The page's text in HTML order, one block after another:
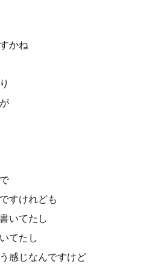
かね
すけれども
いてたし
てたし
感じなんですけど